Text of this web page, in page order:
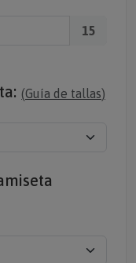
15
(Guía de tallas)